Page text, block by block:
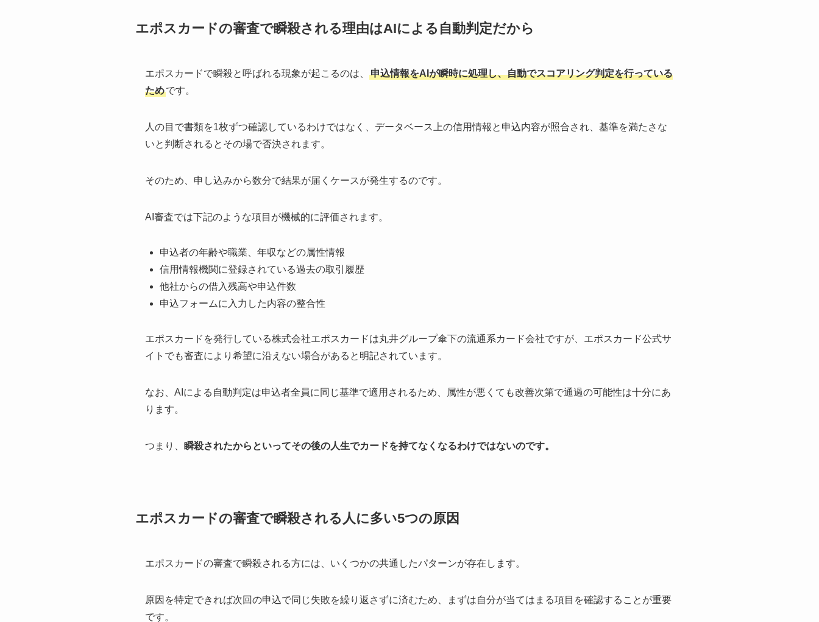
エポスカードの審査で瞬殺される理由はAIによる自動判定だから
エポスカードで瞬殺と呼ばれる現象が起こるのは、
申込情報をAIが瞬時に処理し、自動でスコアリング判定を行っている
ためです。
人の目で書類を1枚ずつ確認しているわけではなく、データベース上の信用情報と申込内容が照合され、基準を満たさな
いと判断されるとその場で否決されます。
そのため、申し込みから数分で結果が届くケースが発生するのです。
AI審査では下記のような項目が機械的に評価されます。
申込者の年齢や職業、年収などの属性情報
信用情報機関に登録されている過去の取引履歴
他社からの借入残高や申込件数
申込フォームに入力した内容の整合性
エポスカードを発行している株式会社エポスカードは丸井グループ傘下の流通系カード会社ですが、エポスカード公式サ
イトでも審査により希望に沿えない場合があると明記されています。
なお、AIによる自動判定は申込者全員に同じ基準で適用されるため、属性が悪くても改善次第で通過の可能性は十分にあ
ります。
つまり、 瞬殺されたからといってその後の人生でカードを持てなくなるわけではないのです。
エポスカードの審査で瞬殺される人に多い5つの原因
エポスカードの審査で瞬殺される方には、いくつかの共通したパターンが存在します。
原因を特定できれば次回の申込で同じ失敗を繰り返さずに済むため、まずは自分が当てはまる項目を確認することが重要
です。